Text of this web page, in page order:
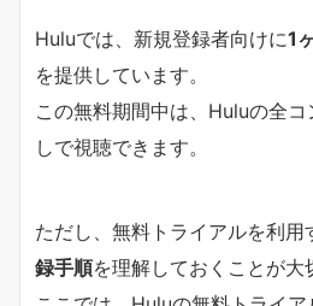
Huluでは、新規登録者向けに1
を提供しています。
この無料期間中は、Huluの全
しで視聴できます。
ただし、無料トライアルを利用
録手順を理解しておくことが大